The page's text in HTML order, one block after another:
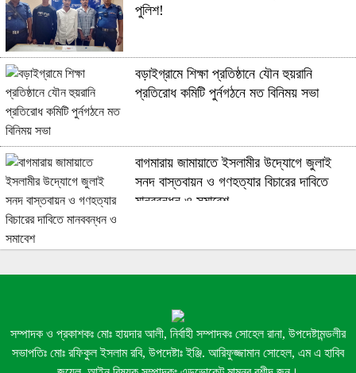
পুলিশ!
বড়াইগ্রামে শিক্ষা প্রতিষ্ঠানে যৌন হুয়রানি
প্রতিরোধ কমিটি পুর্নগঠনে মত বিনিময় সভা
বাগমারায় জামায়াতে ইসলামীর উদ্যোগে জুলাই
সনদ বাস্তবায়ন ও গণহত্যার বিচারের দাবিতে
মানববন্ধন ও সমাবেশ
ঢাকা মহানগর উত্তর ছাত্রদলের সভাপতির পিতার
রাজশাহীতে মিস্টার ডিআইওয়াই এর ১৭তম
সম্পাদক ও প্রকাশকঃ মোঃ হায়দার আলী, নির্বাহী সম্পাদকঃ সোহেল রানা, উপদেষ্টামন্ডলীর
সভাপতিঃ মোঃ রফিকুল ইসলাম রবি, উপদেষ্টাঃ ইঞ্জি. আরিফুজ্জামান সোহেল, এম এ হাবিব